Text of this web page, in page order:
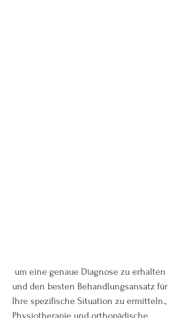
und den besten Behandlungsansatz für
Ihre spezifische Situation zu ermitteln.,
Physiotherapie und orthopädische